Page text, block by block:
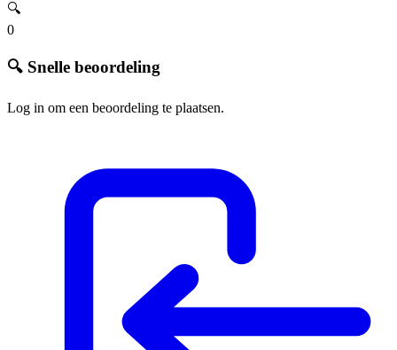
🔍
0
🔍 Snelle beoordeling
Log in om een beoordeling te plaatsen.